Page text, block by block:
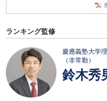
ランキング監修
慶應義塾大学
（非常勤）
鈴木秀